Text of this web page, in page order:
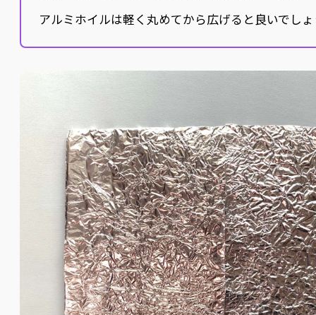
アルミホイルは軽く丸めてから広げると良いでし